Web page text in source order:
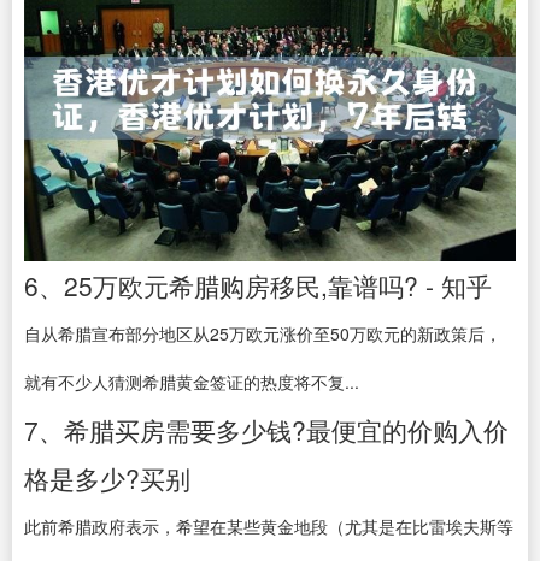
6、25万欧元希腊购房移民,靠谱吗? - 知乎
自从希腊宣布部分地区从25万欧元涨价至50万欧元的新政策后，
就有不少人猜测希腊黄金签证的热度将不复...
7、希腊买房需要多少钱?最便宜的价购入价
格是多少?买别
此前希腊政府表示，希望在某些黄金地段（尤其是在比雷埃夫斯等